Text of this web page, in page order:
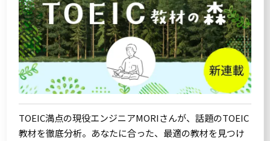
TOEIC満点の現役エンジニアMORIさんが、話題のTOEIC
教材を徹底分析。あなたに合った、最適の教材を見つけ